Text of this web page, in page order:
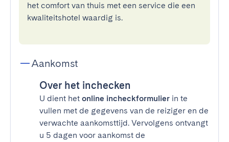
het comfort van thuis met een service die een
kwaliteitshotel waardig is.
Aankomst
Over het inchecken
U dient het online incheckformulier in te
vullen met de gegevens van de reiziger en de
verwachte aankomsttijd. Vervolgens ontvangt
u 5 dagen voor aankomst de